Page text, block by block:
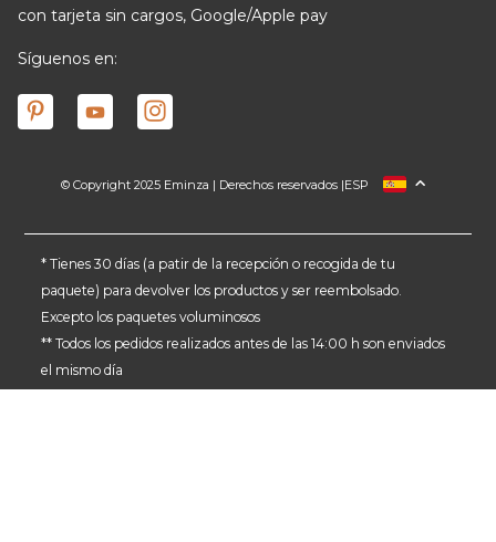
con tarjeta sin cargos, Google/Apple pay
Síguenos en:
© Copyright 2025 Eminza | Derechos reservados |
FRANCIA
ALEMANIA
PAÍSES BAJOS
ESP
* Tienes 30 días (a patir de la recepción o recogida de tu
paquete) para devolver los productos y ser reembolsado.
Excepto los paquetes voluminosos
** Todos los pedidos realizados antes de las 14:00 h son enviados
el mismo día